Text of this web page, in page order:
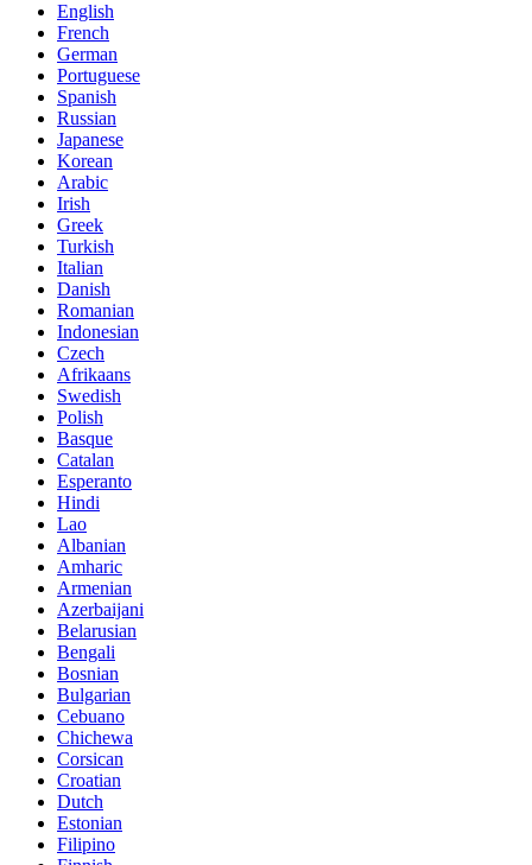
English
French
German
Portuguese
Spanish
Russian
Japanese
Korean
Arabic
Irish
Greek
Turkish
Italian
Danish
Romanian
Indonesian
Czech
Afrikaans
Swedish
Polish
Basque
Catalan
Esperanto
Hindi
Lao
Albanian
Amharic
Armenian
Azerbaijani
Belarusian
Bengali
Bosnian
Bulgarian
Cebuano
Chichewa
Corsican
Croatian
Dutch
Estonian
Filipino